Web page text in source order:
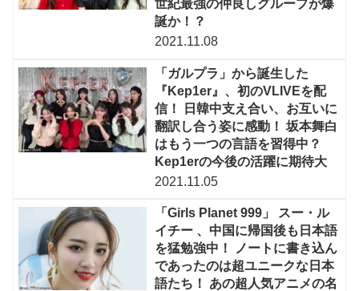
世紀最強の仲良しグループが爆
誕か！？
2021.11.08
「ガルプラ」から誕生した
『Kep1er』、初のVLIVEを配
信！ 日韓中支え合い、お互いに
翻訳し合う姿に感動！ 坂本舞白
はもう一つの言語を習得中？
Kep1erの今後の活躍に期待大
2021.11.05
「Girls Planet 999」 スー・ル
イチー 、中国に帰国後も日本語
を猛勉強中！ ノートに書き込ん
であったのは超ユニークな日本
語たち！ あの超人気アニメの名